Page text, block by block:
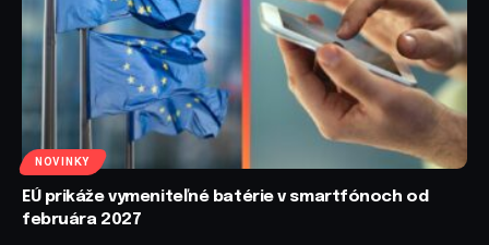
NOVINKY
EÚ prikáže vymeniteľné batérie v smartfónoch od
februára 2027